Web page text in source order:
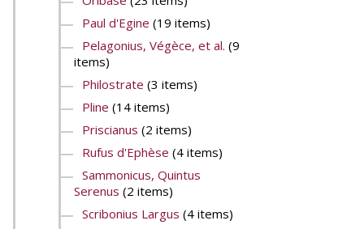
Paul d'Egine (19 items)
Pelagonius, Végèce, et al. (9
items)
Philostrate (3 items)
Pline (14 items)
Priscianus (2 items)
Rufus d'Ephèse (4 items)
Sammonicus, Quintus
Serenus (2 items)
Scribonius Largus (4 items)